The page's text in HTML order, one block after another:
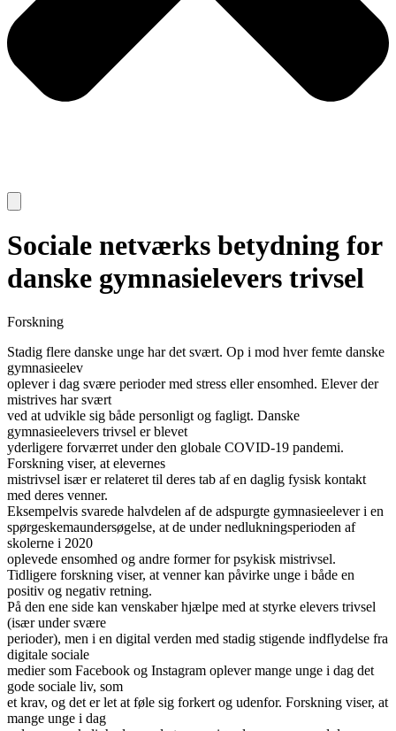
Sociale netværks betydning for
danske gymnasielevers trivsel
Forskning
Stadig flere danske unge har det svært. Op i mod hver femte danske
gymnasieelev
oplever i dag svære perioder med stress eller ensomhed. Elever der
mistrives har svært
ved at udvikle sig både personligt og fagligt. Danske
gymnasieelevers trivsel er blevet
yderligere forværret under den globale COVID-19 pandemi.
Forskning viser, at elevernes
mistrivsel især er relateret til deres tab af en daglig fysisk kontakt
med deres venner.
Eksempelvis svarede halvdelen af de adspurgte gymnasieelever i en
spørgeskemaundersøgelse, at de under nedlukningsperioden af
skolerne i 2020
oplevede ensomhed og andre former for psykisk mistrivsel.
Tidligere forskning viser, at venner kan påvirke unge i både en
positiv og negativ retning.
På den ene side kan venskaber hjælpe med at styrke elevers trivsel
(især under svære
perioder), men i en digital verden med stadig stigende indflydelse fra
digitale sociale
medier som Facebook og Instagram oplever mange unge i dag det
gode sociale liv, som
et krav, og det er let at føle sig forkert og udenfor. Forskning viser, at
mange unge i dag